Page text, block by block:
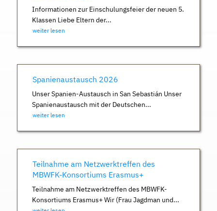
Informationen zur Einschulungsfeier der neuen 5.
Klassen Liebe Eltern der...
weiter lesen
Spanienaustausch 2026
Unser Spanien-Austausch in San Sebastián Unser
Spanienaustausch mit der Deutschen...
weiter lesen
Teilnahme am Netzwerktreffen des
MBWFK-Konsortiums Erasmus+
Teilnahme am Netzwerktreffen des MBWFK-
Konsortiums Erasmus+ Wir (Frau Jagdman und...